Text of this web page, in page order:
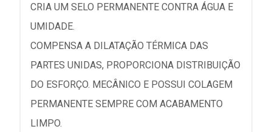
CRIA UM SELO PERMANENTE CONTRA ÁGUA E
UMIDADE.
COMPENSA A DILATAÇÃO TÉRMICA DAS
PARTES UNIDAS, PROPORCIONA DISTRIBUIÇÃO
DO ESFORÇO. MECÂNICO E POSSUI COLAGEM
PERMANENTE SEMPRE COM ACABAMENTO
LIMPO.